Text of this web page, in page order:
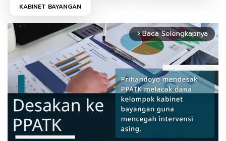
KABINET BAYANGAN
arrow_forward_ios Baca Selengkapnya